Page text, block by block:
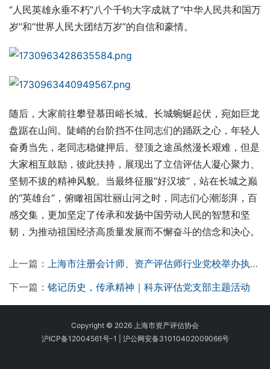
“人民英雄永垂不朽”八个千钧大字成就了“中华人民共和国万
岁”和“世界人民大团结万岁”的自信和豪情。
随后，大家前往攀登慕田峪长城。长城蜿蜒起伏，宛如巨龙
盘踞在山间。陡峭的台阶挡不住同志们的踊跃之心，年轻人
奋勇当先，老同志稳健押后。登顶之途虽然漫长艰难，但是
大家相互鼓励，彼此扶持，展现出了立信评估人凝心聚力、
坚韧不拔的精神风貌。当最终征服“好汉坡”，站在长城之巅
的“英雄台”，俯瞰祖国壮丽山河之时，同志们心潮澎湃，百
感交集，更加坚定了传承和发扬中国劳动人民的智慧和坚
韧，为推动祖国经济高质量发展而不懈奋斗的信念和决心。
上一篇： 上海市注册会计师、资产评估师行业党校举办执业机构党组织书记培训班
下一篇： 铭记历史，传承精神｜科东评估党支部主题活动
Copyright © 2026 上海市资产评估协会
沪ICP备12004561号-1
沪公网安备31010402009066号